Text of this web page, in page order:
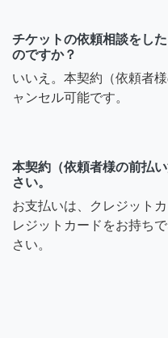
チケットの依頼相談をし
のですか？
いいえ。本契約（依頼者
ャンセル可能です。
本契約（依頼者様の前払
さい。
お支払いは、クレジット
レジットカードをお持ち
さい。